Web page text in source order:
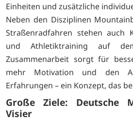
Einheiten und zusätzliche
Neben den Disziplinen
Straßenradfahren stehen auch
und Athletiktraining auf
Zusammenarbeit sorgt für
mehr Motivation und den
Erfahrungen – ein Konzept, das
Große Ziele: Deutsche
Visier